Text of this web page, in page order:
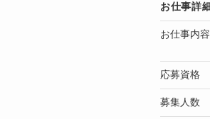
お仕事詳
お仕事内容
応募資格
募集人数